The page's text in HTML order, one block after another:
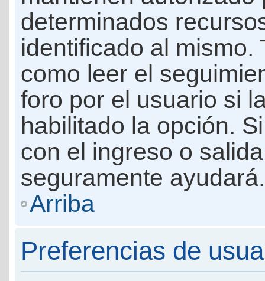
determinados
identificado al mismo.
como leer el
foro por el usuario si
habilitado la opción.
con el ingreso o
seguramente ayudará.
Arriba
Preferencias de